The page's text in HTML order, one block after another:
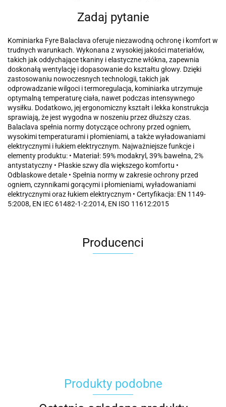
Zadaj pytanie
Kominiarka Fyre Balaclava oferuje niezawodną ochronę i komfort w
trudnych warunkach. Wykonana z wysokiej jakości materiałów,
takich jak oddychające tkaniny i elastyczne włókna, zapewnia
doskonałą wentylację i dopasowanie do kształtu głowy. Dzięki
zastosowaniu nowoczesnych technologii, takich jak
odprowadzanie wilgoci i termoregulacja, kominiarka utrzymuje
optymalną temperaturę ciała, nawet podczas intensywnego
wysiłku. Dodatkowo, jej ergonomiczny kształt i lekka konstrukcja
sprawiają, że jest wygodna w noszeniu przez dłuższy czas.
Balaclava spełnia normy dotyczące ochrony przed ogniem,
wysokimi temperaturami i płomieniami, a także wyładowaniami
elektrycznymi i łukiem elektrycznym. Najważniejsze funkcje i
elementy produktu: • Materiał: 59% modakryl, 39% bawełna, 2%
antystatyczny • Płaskie szwy dla większego komfortu •
Odblaskowe detale • Spełnia normy w zakresie ochrony przed
ogniem, czynnikami gorącymi i płomieniami, wyładowaniami
elektrycznymi oraz łukiem elektrycznym • Certyfikacja: EN 1149-
5:2008, EN IEC 61482-1-2:2014, EN ISO 11612:2015
Producenci
Gerber
Produkty podobne